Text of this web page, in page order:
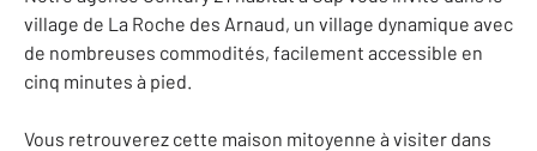
village de La Roche des Arnaud, un village dynamique avec
de nombreuses commodités, facilement accessible en
cinq minutes à pied.
Vous retrouverez cette maison mitoyenne à visiter dans